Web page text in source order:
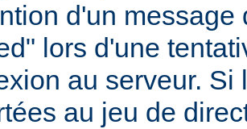
d'un
lors d'une
au serveur. Si
au jeu de